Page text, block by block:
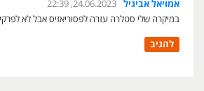
אמויאל אביגיל
24.06.2023, 22:39
במיקרה שלי סטלרה עזרה לפסוריאזיס אבל לא
להגיב